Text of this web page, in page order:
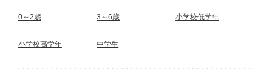
0～2歳 3～6歳 小学校低学年
小学校高学年 中学生